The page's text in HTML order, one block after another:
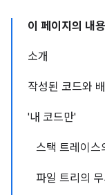
이 페이지의 내용
소개
작성된 코드와
'내 코드만'
스택 트레이스
파일 트리의